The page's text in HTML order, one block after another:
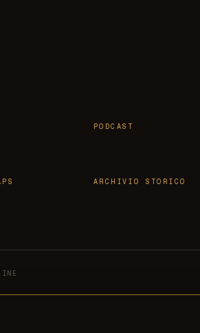
PODCAST
ARCHIVIO STORICO